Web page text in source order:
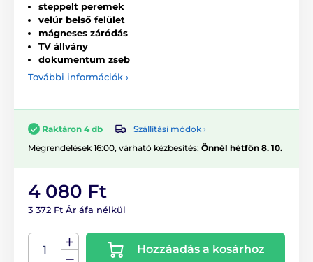
steppelt peremek
velúr belső felület
mágneses záródás
TV állvány
dokumentum zseb
További információk ›
Raktáron 4 db
Szállítási módok ›
Megrendelések 16:00, várható kézbesítés: Önnél hétfőn 8. 10.
4 080 Ft
3 372 Ft Ár áfa nélkül
Hozzáadás a kosárhoz